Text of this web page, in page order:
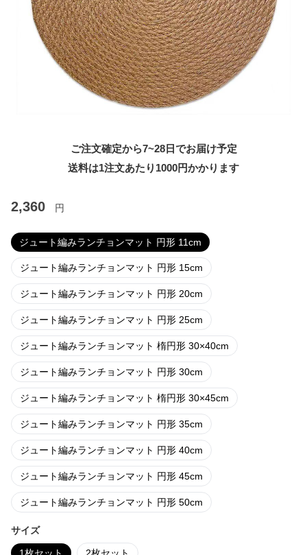
ご注文確定から7~28日でお届け予定
送料は1注文あたり 1000円かかります
2,360 円
ジュート編みランチョンマット 円形 11cm
ジュート編みランチョンマット 円形 15cm
ジュート編みランチョンマット 円形 20cm
ジュート編みランチョンマット 円形 25cm
ジュート編みランチョンマット 楕円形 30×40cm
ジュート編みランチョンマット 円形 30cm
ジュート編みランチョンマット 楕円形 30×45cm
ジュート編みランチョンマット 円形 35cm
ジュート編みランチョンマット 円形 40cm
ジュート編みランチョンマット 円形 45cm
ジュート編みランチョンマット 円形 50cm
サイズ